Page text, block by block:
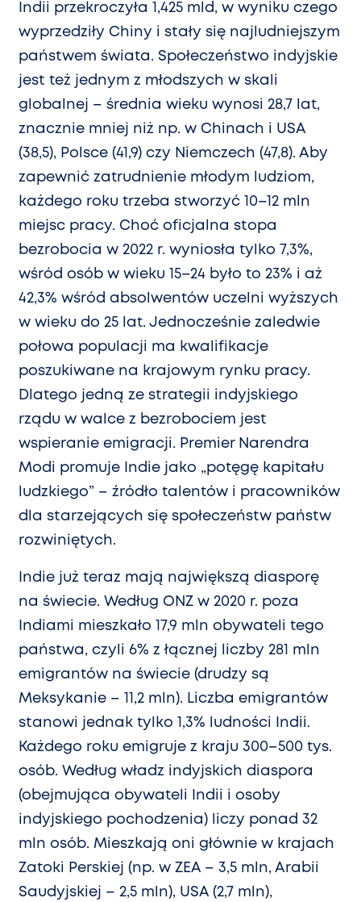
Indii przekroczyła 1,425 mld, w wyniku czego
wyprzedziły Chiny i stały się najludniejszym
państwem świata. Społeczeństwo indyjskie
jest też jednym z młodszych w skali
globalnej – średnia wieku wynosi 28,7 lat,
znacznie mniej niż np. w Chinach i USA
(38,5), Polsce (41,9) czy Niemczech (47,8). Aby
zapewnić zatrudnienie młodym ludziom,
każdego roku trzeba stworzyć 10–12 mln
miejsc pracy. Choć oficjalna stopa
bezrobocia w 2022 r. wyniosła tylko 7,3%,
wśród osób w wieku 15–24 było to 23% i aż
42,3% wśród absolwentów uczelni wyższych
w wieku do 25 lat. Jednocześnie zaledwie
połowa populacji ma kwalifikacje
poszukiwane na krajowym rynku pracy.
Dlatego jedną ze strategii indyjskiego
rządu w walce z bezrobociem jest
wspieranie emigracji. Premier Narendra
Modi promuje Indie jako „potęgę kapitału
ludzkiego” – źródło talentów i pracowników
dla starzejących się społeczeństw państw
rozwiniętych.
Indie już teraz mają największą diasporę
na świecie. Według ONZ w 2020 r. poza
Indiami mieszkało 17,9 mln obywateli tego
państwa, czyli 6% z łącznej liczby 281 mln
emigrantów na świecie (drudzy są
Meksykanie – 11,2 mln). Liczba emigrantów
stanowi jednak tylko 1,3% ludności Indii.
Każdego roku emigruje z kraju 300–500 tys.
osób. Według władz indyjskich diaspora
(obejmująca obywateli Indii i osoby
indyjskiego pochodzenia) liczy ponad 32
mln osób. Mieszkają oni głównie w krajach
Zatoki Perskiej (np. w ZEA – 3,5 mln, Arabii
Saudyjskiej – 2,5 mln), USA (2,7 mln),